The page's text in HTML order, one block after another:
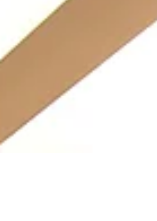
お知らせ&リリース
【Media】フジテレビ「Live News イット！」・日本テ
ビ「news every.」でR.O.STAR豊洲フロント店の脱プラ
の取り組みについてご紹介いただきました